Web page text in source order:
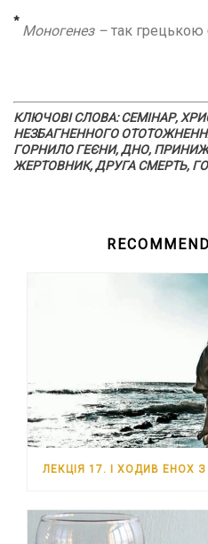
*
Моногенез – так грецькою
КЛЮЧОВІ СЛОВА: СЕМІНАР,
НЕЗБАГНЕННОГО
ГОРНИЛО ГЕЄНИ, ДНО,
ЖЕРТОВНИК, ДРУГА СМЕРТЬ,
ЛЕКЦІЯ 17. І ХОДИВ ЕНОХ